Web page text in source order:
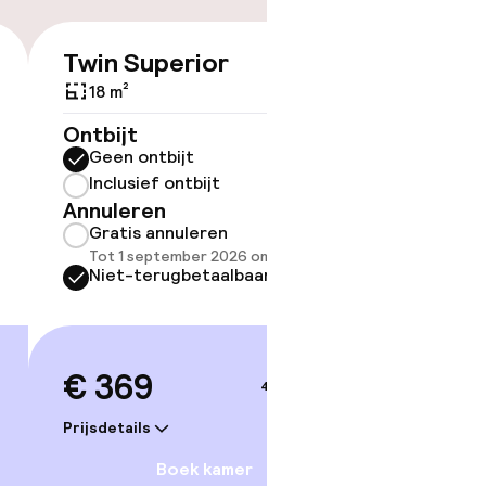
Twin Superior
18 m²
Ontbijt
Geen ontbijt
Inclusief ontbijt
Annuleren
Gratis annuleren
Tot 1 september 2026 om 21:59
Niet-terugbetaalbaar
€ 369
Prijsdetails
4–5 sep.
Boek kamer